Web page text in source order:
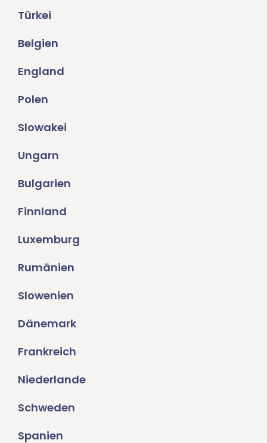
Türkei
Belgien
England
Polen
Slowakei
Ungarn
Bulgarien
Finnland
Luxemburg
Rumänien
Slowenien
Dänemark
Frankreich
Niederlande
Schweden
Spanien